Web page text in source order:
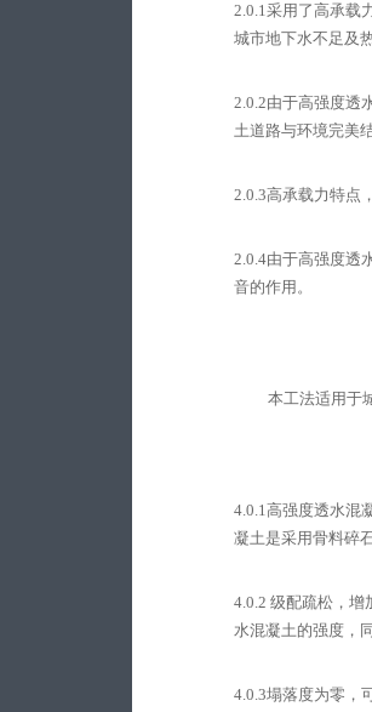
2.0.1采用了高承载
城市地下水不足及
2.0.2由于高强度透
土道路与环境完美
2.0.3高承载力特点
2.0.4由于高强度透
音的作用。
本工法适用于
4.0.1高强度透水混
凝土是采用骨料碎
4.0.2 级配疏松，增
水混凝土的强度，
4.0.3塌落度为零，